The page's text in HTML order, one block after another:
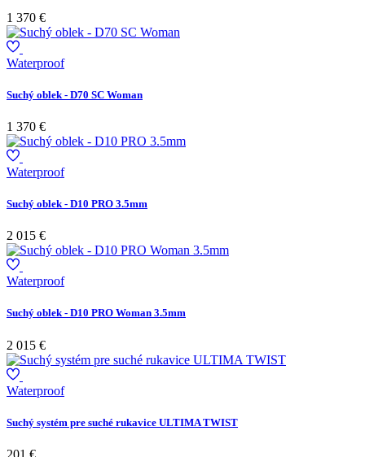
1 370 €
Waterproof
Suchý oblek - D70 SC Woman
1 370 €
Waterproof
Suchý oblek - D10 PRO 3.5mm
2 015 €
Waterproof
Suchý oblek - D10 PRO Woman 3.5mm
2 015 €
Waterproof
Suchý systém pre suché rukavice ULTIMA TWIST
201 €